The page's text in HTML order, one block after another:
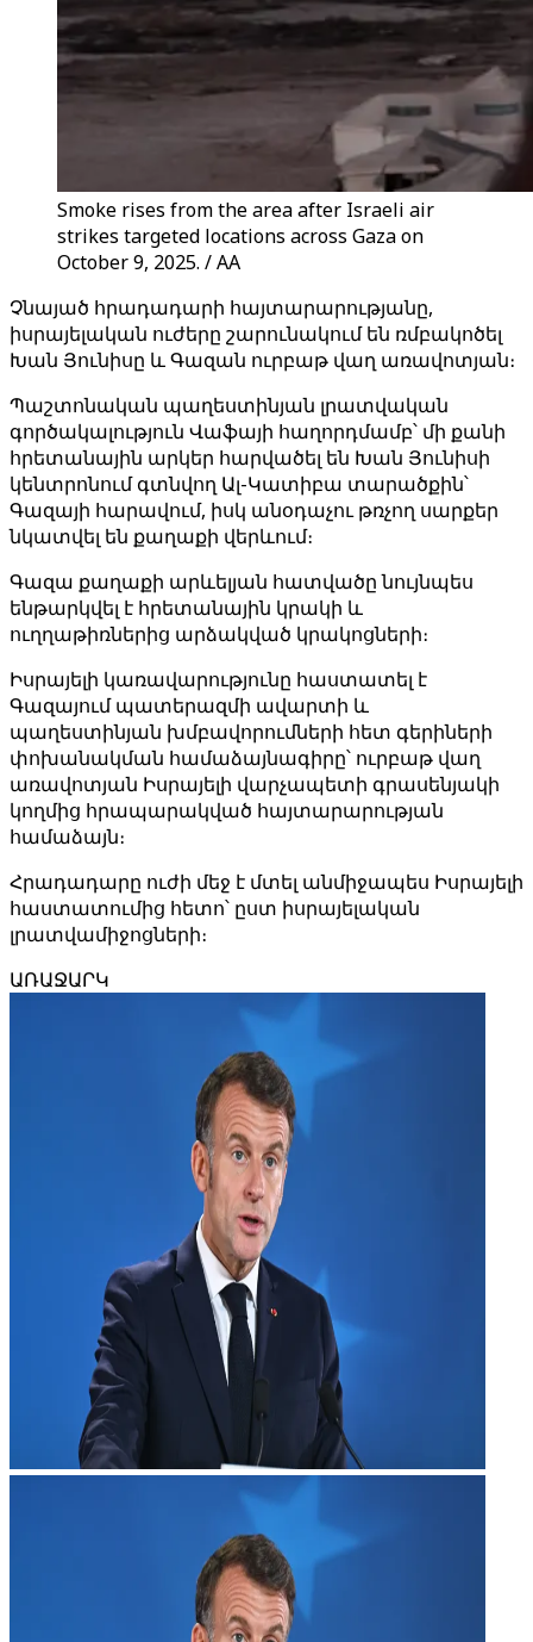
Smoke rises from the area after Israeli air
strikes targeted locations across Gaza on
October 9, 2025. / AA
Չնայած հրադադարի հայտարարությանը,
իսրայելական ուժերը շարունակում են ռմբակոծել
Խան Յունիսը և Գազան ուրբաթ վաղ առավոտյան։
Պաշտոնական պաղեստինյան լրատվական
գործակալություն Վաֆայի հաղորդմամբ՝ մի քանի
հրետանային արկեր հարվածել են Խան Յունիսի
կենտրոնում գտնվող Ալ-Կատիբա տարածքին՝
Գազայի հարավում, իսկ անօդաչու թռչող սարքեր
նկատվել են քաղաքի վերևում։
Գազա քաղաքի արևելյան հատվածը նույնպես
ենթարկվել է հրետանային կրակի և
ուղղաթիռներից արձակված կրակոցների։
Իսրայելի կառավարությունը հաստատել է
Գազայում պատերազմի ավարտի և
պաղեստինյան խմբավորումների հետ գերիների
փոխանակման համաձայնագիրը՝ ուրբաթ վաղ
առավոտյան Իսրայելի վարչապետի գրասենյակի
կողմից հրապարակված հայտարարության
համաձայն։
Հրադադարը ուժի մեջ է մտել անմիջապես Իսրայելի
հաստատումից հետո՝ ըստ իսրայելական
լրատվամիջոցների։
ԱՌԱՋԱՐԿ